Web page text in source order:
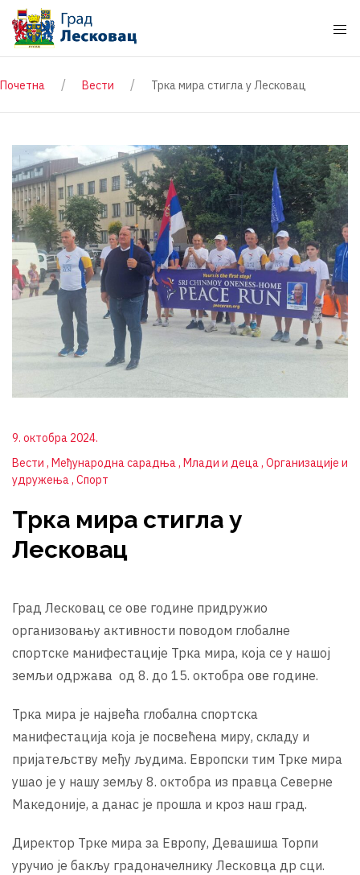
Почетна Вести Трка мира стигла у Лесковац
9. октобра 2024.
Вести Међународна сарадња Млади и деца
Организације и
удружења
Спорт
Трка мира стигла у
Лесковац
Град Лесковац се ове године придружио
организовању активности поводом глобалне
спортске манифестације Трка мира, која се у нашој
земљи одржава од 8. до 15. октобра ове године.
Трка мира је највећа глобална спортска
манифестација која је посвећена миру, складу и
пријатељству међу људима. Европски тим Трке мира
ушао је у нашу земљу 8. октобра из правца Северне
Македоније, а данас је прошла и кроз наш град.
Директор Трке мира за Европу, Девашиша Торпи
уручио је бакљу градоначелнику Лесковца др сци.